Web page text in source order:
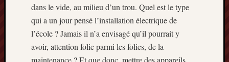
dans le vide, au milieu d’un trou. Quel est le type
qui a un jour pensé l’installation électrique de
l’école ? Jamais il n’a envisagé qu’il pourrait y
avoir, attention folie parmi les folies, de la